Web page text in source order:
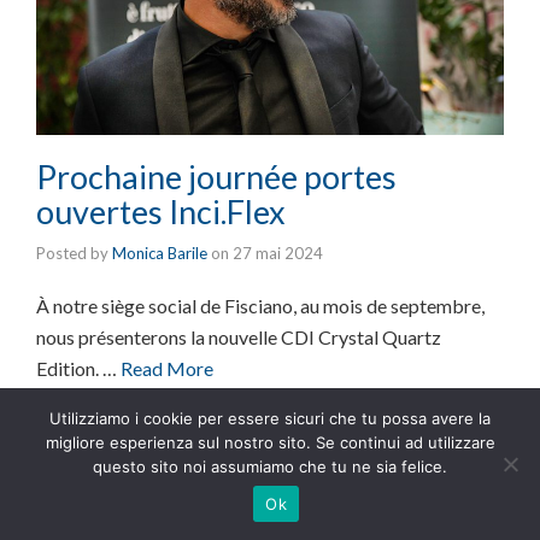
Prochaine journée portes
ouvertes Inci.Flex
Posted byMonica Barile on 27 mai 2024
À notre siège social de Fisciano, au mois de septembre,
nous présenterons la nouvelle CDI Crystal Quartz
Edition. … Read More
Utilizziamo i cookie per essere sicuri che tu possa avere la
migliore esperienza sul nostro sito. Se continui ad utilizzare
questo sito noi assumiamo che tu ne sia felice.
Ok